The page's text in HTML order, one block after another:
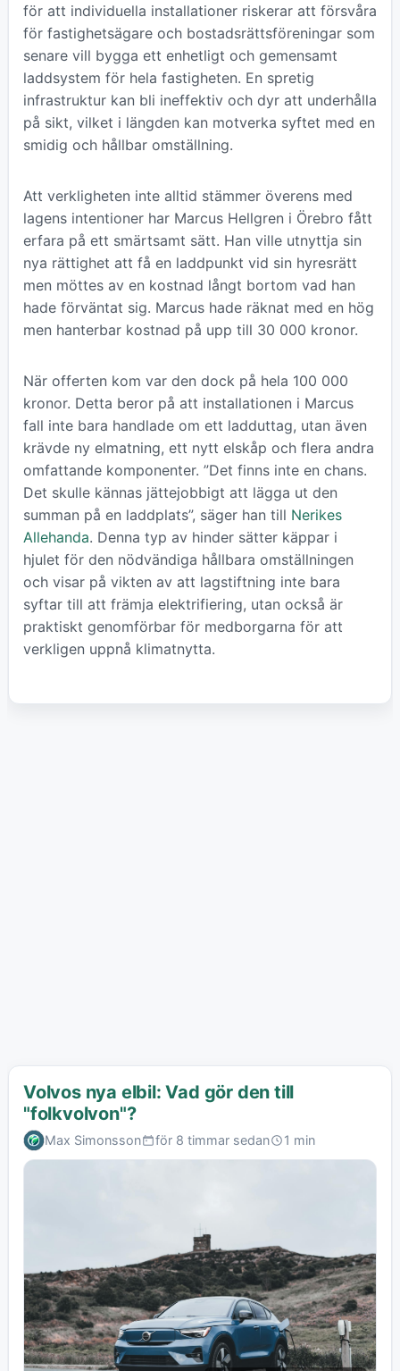
för att individuella installationer riskerar att försvåra
för fastighetsägare och bostadsrättsföreningar som
senare vill bygga ett enhetligt och gemensamt
laddsystem för hela fastigheten. En spretig
infrastruktur kan bli ineffektiv och dyr att underhålla
på sikt, vilket i längden kan motverka syftet med en
smidig och hållbar omställning.
Att verkligheten inte alltid stämmer överens med
lagens intentioner har Marcus Hellgren i Örebro fått
erfara på ett smärtsamt sätt. Han ville utnyttja sin
nya rättighet att få en laddpunkt vid sin hyresrätt
men möttes av en kostnad långt bortom vad han
hade förväntat sig. Marcus hade räknat med en hög
men hanterbar kostnad på upp till 30 000 kronor.
När offerten kom var den dock på hela 100 000
kronor. Detta beror på att installationen i Marcus
fall inte bara handlade om ett ladduttag, utan även
krävde ny elmatning, ett nytt elskåp och flera andra
omfattande komponenter. ”Det finns inte en chans.
Det skulle kännas jättejobbigt att lägga ut den
summan på en laddplats”, säger han till Nerikes
Allehanda. Denna typ av hinder sätter käppar i
hjulet för den nödvändiga hållbara omställningen
och visar på vikten av att lagstiftning inte bara
syftar till att främja elektrifiering, utan också är
praktiskt genomförbar för medborgarna för att
verkligen uppnå klimatnytta.
Volvos nya elbil: Vad gör den till
"folkvolvon"?
Max Simonsson för 8 timmar sedan 1 min